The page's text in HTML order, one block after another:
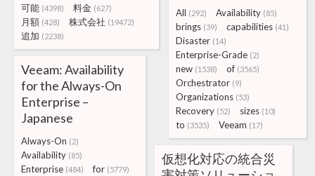
可能 (4398) 料金 (627)
月額 (428) 株式会社 (19472)
追加 (2238)
All (292) Availability (85)
brings (39) capabilities (41)
Disaster (14)
Enterprise-Grade (2)
new (1538) of (3565)
Orchestrator (9)
Organizations (53)
Recovery (52) sizes (10)
to (3535) Veeam (17)
Veeam: Availability
for the Always-On
Enterprise –
Japanese
Always-On (2)
Availability (85)
Enterprise (484) for (5779)
仮想化対応の統合災